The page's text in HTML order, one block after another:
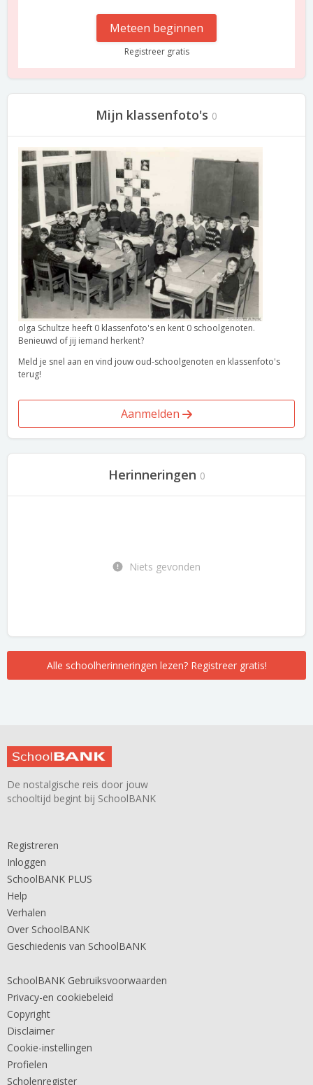
Meteen beginnen
Registreer gratis
Mijn klassenfoto's 0
olga Schultze heeft 0 klassenfoto's en kent 0 schoolgenoten.
Benieuwd of jij iemand herkent?
Meld je snel aan en vind jouw oud-schoolgenoten en klassenfoto's
terug!
Aanmelden
Herinneringen 0
Niets gevonden
Alle schoolherinneringen lezen? Registreer gratis!
De nostalgische reis door jouw
schooltijd begint bij SchoolBANK
Registreren
Inloggen
SchoolBANK PLUS
Help
Verhalen
Over SchoolBANK
Geschiedenis van SchoolBANK
SchoolBANK Gebruiksvoorwaarden
Privacy-en cookiebeleid
Copyright
Disclaimer
Cookie-instellingen
Profielen
Scholenregister